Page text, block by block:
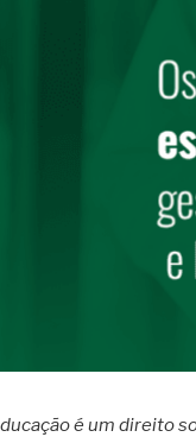
é um direito